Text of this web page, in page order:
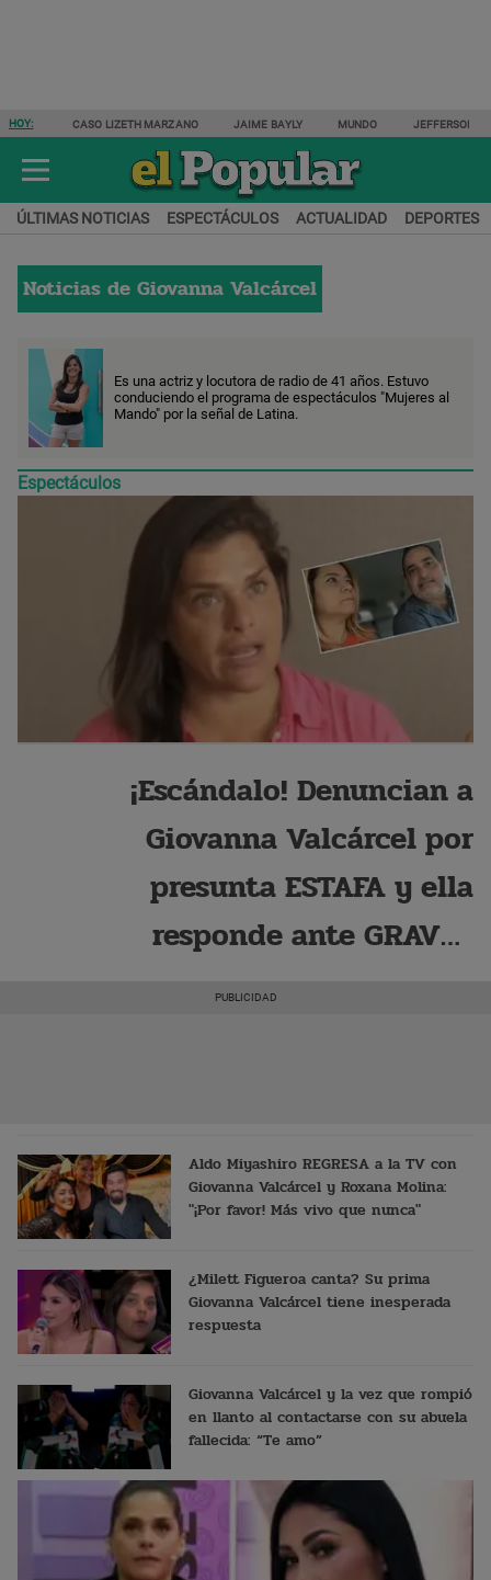
HOY: CASO LIZETH MARZANO JAIME BAYLY MUNDO JEFFERSON
ÚLTIMAS NOTICIAS ESPECTÁCULOS ACTUALIDAD DEPORTES
Noticias de Giovanna Valcárcel
Es una actriz y locutora de radio de 41 años. Estuvo
conduciendo el programa de espectáculos "Mujeres al
Mando" por la señal de Latina.
Espectáculos
¡Escándalo! Denuncian a
Giovanna Valcárcel por
presunta ESTAFA y ella
responde ante GRAVES
Aldo Miyashiro REGRESA a la TV con
Giovanna Valcárcel y Roxana Molina:
"¡Por favor! Más vivo que nunca"
¿Milett Figueroa canta? Su prima
Giovanna Valcárcel tiene inesperada
respuesta
Giovanna Valcárcel y la vez que rompió
en llanto al contactarse con su abuela
fallecida: “Te amo”